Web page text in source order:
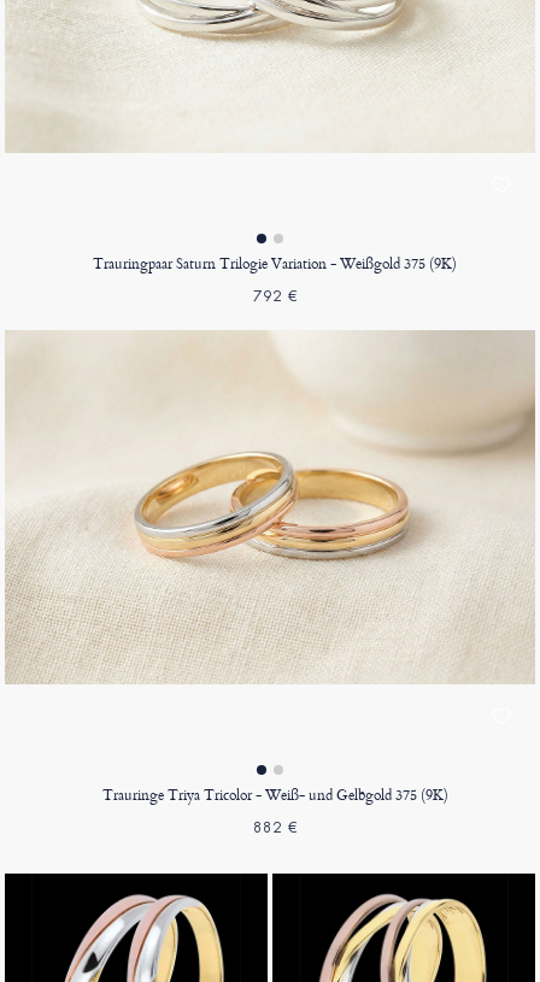
Trauringpaar Saturn Trilogie Variation - Weißgold 375 (9K)
792 €
Trauringe Triya Tricolor - Weiß- und Gelbgold 375 (9K)
882 €